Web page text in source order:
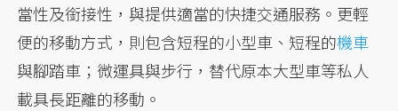
當性及銜接性，與提供適當的快捷交通服務。更輕
便的移動方式，則包含短程的小型車、短程的機車
與腳踏車；微運具與步行，替代原本大型車等私人
載具長距離的移動。